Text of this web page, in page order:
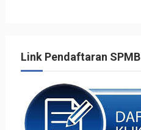
Link Pendaftaran SPMB